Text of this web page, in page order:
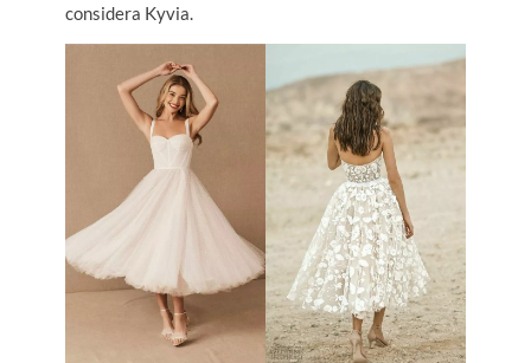
considera Kyvia.